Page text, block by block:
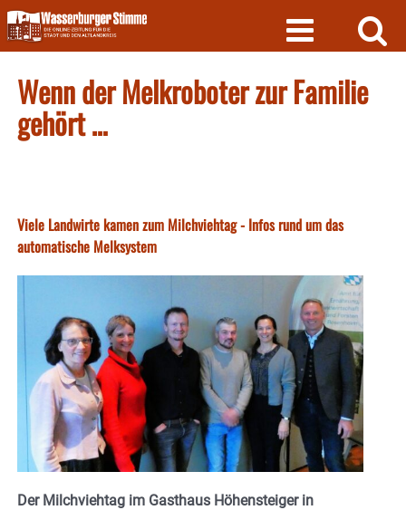
Skip
to
content
Wenn der Melkroboter zur Familie
gehört …
Viele Landwirte kamen zum Milchviehtag - Infos rund um das
automatische Melksystem
Der Milchviehtag im Gasthaus Höhensteiger in